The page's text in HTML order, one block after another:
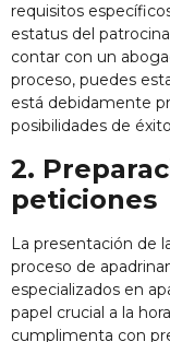
requisitos
estatus del
contar con un
proceso, puedes
está debidamente
posibilidades de
2.
peticiones
La presentación de
proceso de
especializados en
papel crucial a la
cumplimenta con